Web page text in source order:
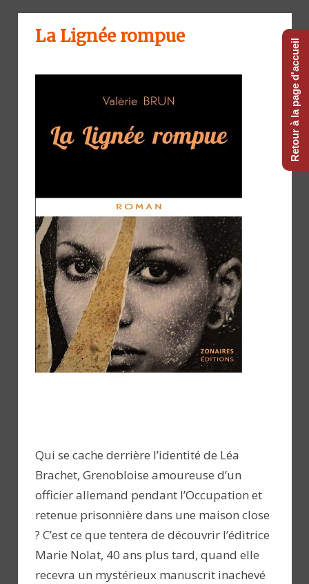
La Lignée rompue
Qui se cache derrière l’identité de Léa
Brachet, Grenobloise amoureuse d’un
officier allemand pendant l’Occupation et
retenue prisonnière dans une maison close
? C’est ce que tentera de découvrir l’éditrice
Marie Nolat, 40 ans plus tard, quand elle
recevra un mystérieux manuscrit inachevé
Retour à la page d'accueil